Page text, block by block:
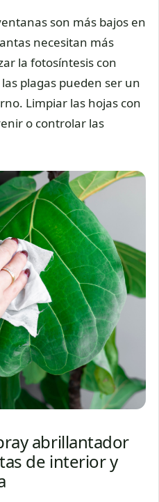
son más bajos en
necesitan más
la fotosíntesis con
plagas pueden ser un
Limpiar las hojas con
o controlar las
abrillantador
de interior y